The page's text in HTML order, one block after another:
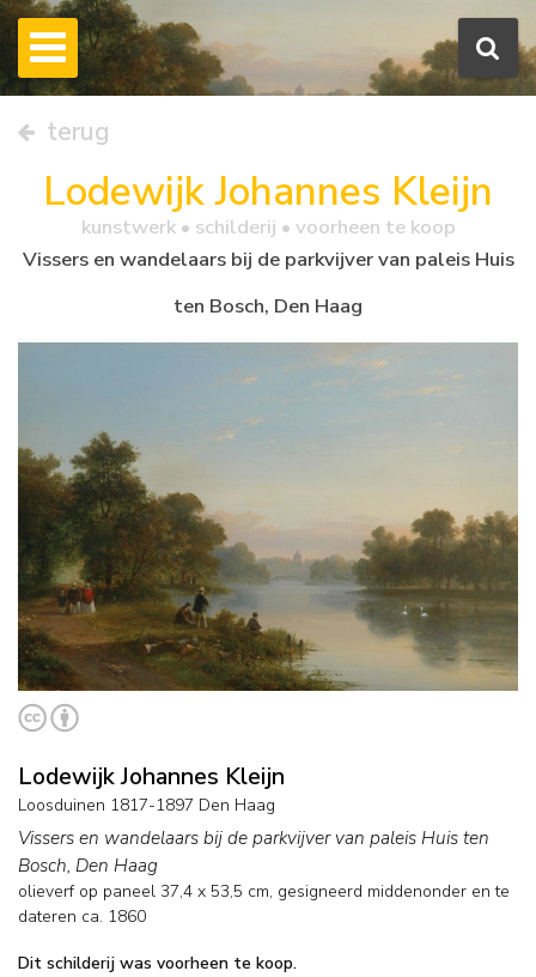
terug
Lodewijk Johannes Kleijn
kunstwerk • schilderij • voorheen te koop
Vissers en wandelaars bij de parkvijver van paleis Huis
ten Bosch, Den Haag
Lodewijk Johannes Kleijn
Loosduinen 1817-1897 Den Haag
Vissers en wandelaars bij de parkvijver van paleis Huis ten
Bosch, Den Haag
olieverf op paneel 37,4 x 53,5 cm, gesigneerd middenonder ente
dateren ca. 1860
Dit schilderij was voorheen te koop.